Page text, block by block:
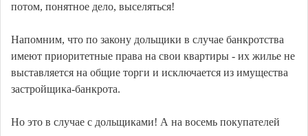
потом, понятное дело, выселяться!
Напомним, что по закону дольщики в случае банкротства
имеют приоритетные права на свои квартиры - их жилье не
выставляется на общие торги и исключается из имущества
застройщика-банкрота.
Но это в случае с дольщиками! А на восемь покупателей